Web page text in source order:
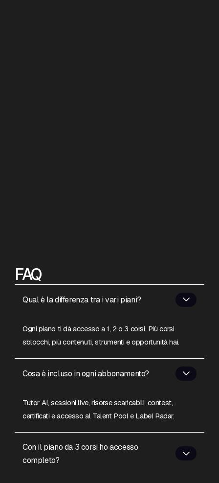
FAQ
Qual è la differenza tra i vari piani?
Ogni piano ti dà accesso a 1, 2 o 3 corsi. Più corsi
sblocchi, più contenuti, strumenti e opportunità hai.
Cosa è incluso in ogni abbonamento?
Tutor AI, sessioni live, risorse scaricabili, contest,
certificati e accesso al Talent Pool e Label Radar.
Con il piano da 3 corsi ho accesso
completo?